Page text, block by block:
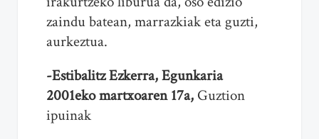
zaindu batean, marrazkiak eta guzti,
aurkeztua.
-Estibalitz Ezkerra, Egunkaria
2001eko martxoaren 17a, Guztion
ipuinak